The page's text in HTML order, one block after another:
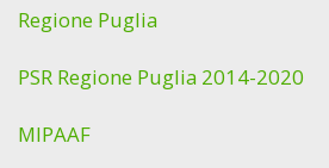
Regione Puglia
PSR Regione Puglia 2014-2020
MIPAAF